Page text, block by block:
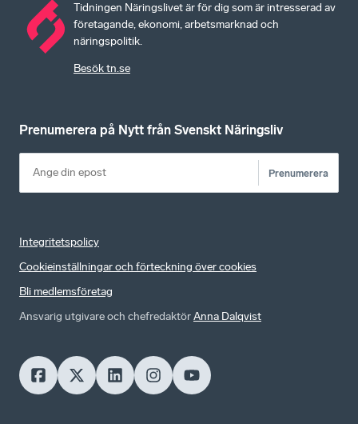
Tidningen Näringslivet är för dig som är intresserad av
företagande, ekonomi, arbetsmarknad och
näringspolitik.
Besök tn.se
Prenumerera på Nytt från Svenskt Näringsliv
Prenumerera
Integritetspolicy
Cookieinställningar och förteckning över cookies
Bli medlemsföretag
Ansvarig utgivare och chefredaktörAnna Dalqvist